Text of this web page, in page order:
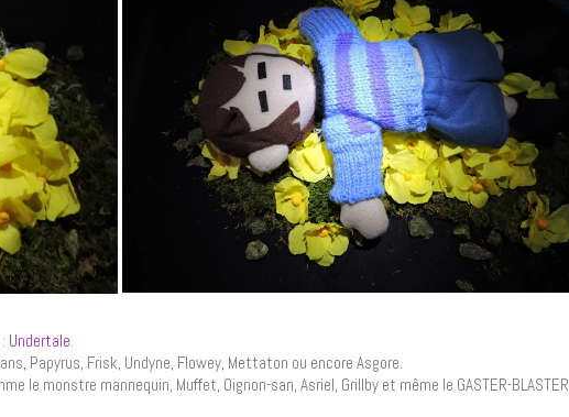
Undertale
Papyrus, Frisk, Undyne, Flowey, Mettaton ou encore Asgore.
le monstre mannequin, Muffet, Oignon-san, Asriel, Grillby et même le GASTER-BLASTER.